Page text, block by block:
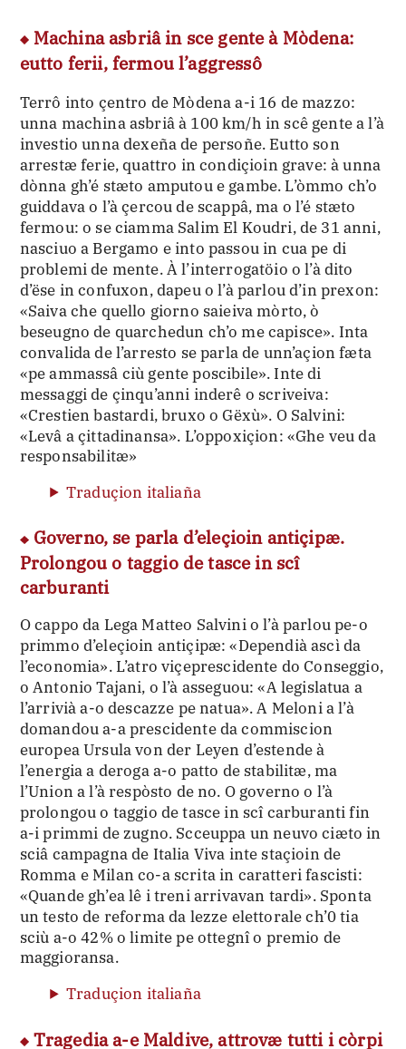
Machina asbriâ in sce gente à Mòdena:
eutto ferii, fermou l’aggressô
Terrô into çentro de Mòdena a-i 16 de mazzo:
unna machina asbriâ à 100 km/h in scê gente a l’à
investio unna dexeña de persoñe. Eutto son
arrestæ ferie, quattro in condiçioin grave: à unna
dònna gh’é stæto amputou e gambe. L’òmmo ch’o
guiddava o l’à çercou de scappâ, ma o l’é stæto
fermou: o se ciamma Salim El Koudri, de 31 anni,
nasciuo a Bergamo e into passou in cua pe di
problemi de mente. À l’interrogatöio o l’à dito
d’ëse in confuxon, dapeu o l’à parlou d’in prexon:
«Saiva che quello giorno saieiva mòrto, ò
beseugno de quarchedun ch’o me capisce». Inta
convalida de l’arresto se parla de unn’açion fæta
«pe ammassâ ciù gente poscibile». Inte di
messaggi de çinqu’anni inderê o scriveiva:
«Crestien bastardi, bruxo o Gëxù». O Salvini:
«Levâ a çittadinansa». L’oppoxiçion: «Ghe veu da
responsabilitæ»
Traduçion italiaña
Governo, se parla d’eleçioin antiçipæ.
Prolongou o taggio de tasce in scî
carburanti
O cappo da Lega Matteo Salvini o l’à parlou pe-o
primmo d’eleçioin antiçipæ: «Dependià ascì da
l’economia». L’atro viçeprescidente do Conseggio,
o Antonio Tajani, o l’à asseguou: «A legislatua a
l’arrivià a-o descazze pe natua». A Meloni a l’à
domandou a-a prescidente da commiscion
europea Ursula von der Leyen d’estende à
l’energia a deroga a-o patto de stabilitæ, ma
l’Union a l’à respòsto de no. O governo o l’à
prolongou o taggio de tasce in scî carburanti fin
a-i primmi de zugno. Scceuppa un neuvo ciæto in
sciâ campagna de Italia Viva inte staçioin de
Romma e Milan co-a scrita in caratteri fascisti:
«Quande gh’ea lê i treni arrivavan tardi». Sponta
un testo de reforma da lezze elettorale ch’0 tia
sciù a-o 42% o limite pe ottegnî o premio de
maggioransa.
Traduçion italiaña
Tragedia a-e Maldive, attrovæ tutti i còrpi